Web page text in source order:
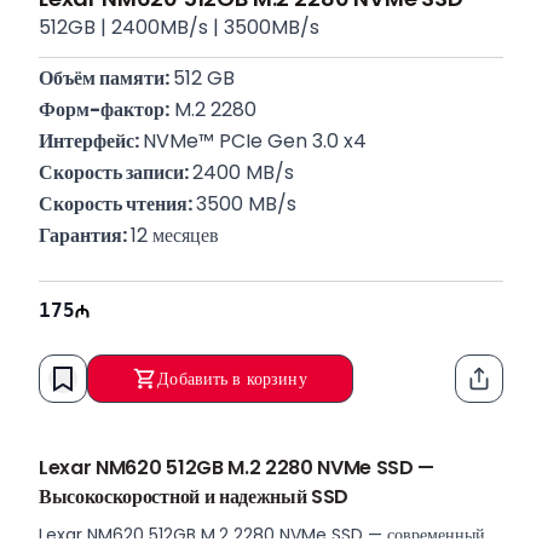
512GB | 2400MB/s | 3500MB/s
Объём памяти: 512 GB
Форм-фактор: M.2 2280
Интерфейс: NVMe™ PCIe Gen 3.0 x4
Скорость записи: 2400 MB/s
Скорость чтения: 3500 MB/s
Гарантия: 12 месяцев
175
Добавить в корзину
Lexar NM620 512GB M.2 2280 NVMe SSD —
Высокоскоростной и надежный SSD
Lexar NM620 512GB M.2 2280 NVMe SSD — современный